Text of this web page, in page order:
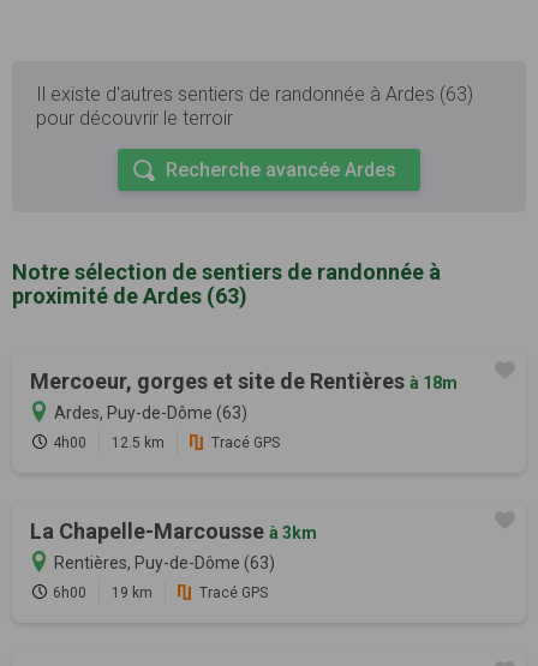
Il existe d'autres sentiers de randonnée à Ardes (63)
pour découvrir le terroir
Recherche avancée Ardes
Notre sélection de sentiers de randonnée à
proximité de Ardes (63)
Mercoeur, gorges et site de Rentières à 18m
Ardes, Puy-de-Dôme (63)
4h00 12.5 km Tracé GPS
La Chapelle-Marcousse à 3km
Rentières, Puy-de-Dôme (63)
6h00 19 km Tracé GPS